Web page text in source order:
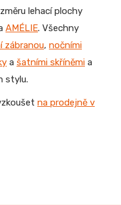
lehací plochy
AMÉLIE. Všechny
zábranou, nočními
a šatními skříněmi a
stylu.
na prodejně v